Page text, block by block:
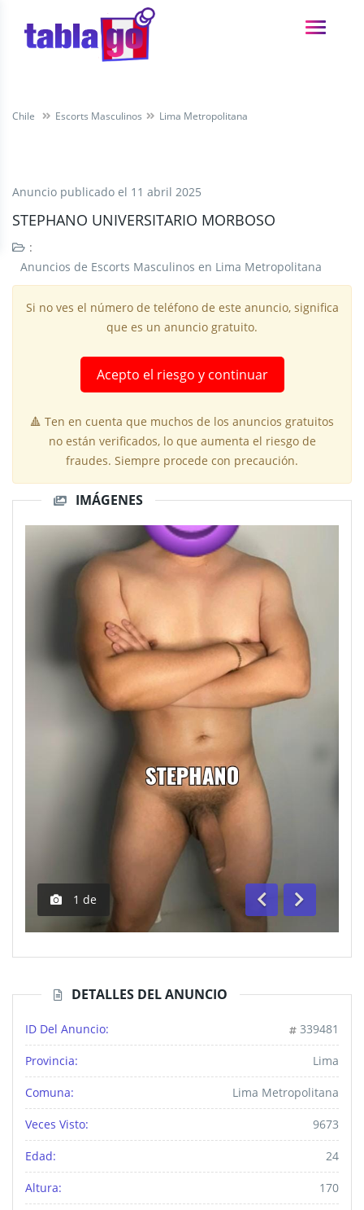
Chile Escorts Masculinos Lima Metropolitana
Anuncio publicado el 11 abril 2025
STEPHANO UNIVERSITARIO MORBOSO
:
Anuncios de Escorts Masculinos en Lima Metropolitana
Si no ves el número de teléfono de este anuncio, significa
que es un anuncio gratuito.
Acepto el riesgo y continuar
🔺 Ten en cuenta que muchos de los anuncios gratuitos
no están verificados, lo que aumenta el riesgo de
fraudes. Siempre procede con precaución.
IMÁGENES
1 de
AnteriorSiguiente
DETALLES DEL ANUNCIO
ID Del Anuncio: 339481
Provincia: Lima
Comuna: Lima Metropolitana
Veces Visto: 9673
Edad: 24
Altura: 170